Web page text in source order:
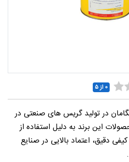
0 از ۵
در تولید گریس های صنعتی در
این برند به دلیل استفاده از
دقیق، اعتماد بالایی در صنایع